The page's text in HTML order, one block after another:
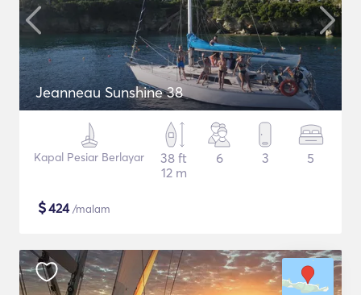
Jeanneau Sunshine 38
Kapal Pesiar Berlayar
38 ft
12 m
6 3 5
$424/malam